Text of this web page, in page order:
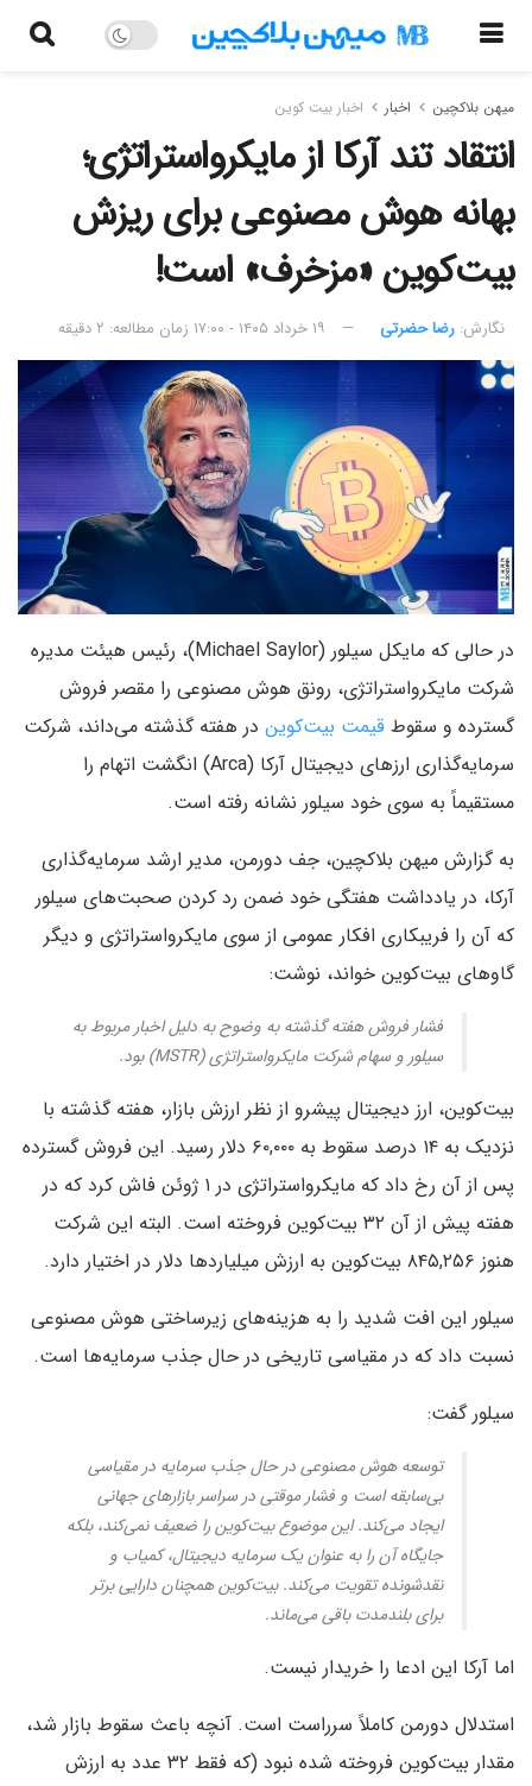
میهن بلاکچین اخبار اخبار بیت کوین
انتقاد تند آرکا از مایکرواستراتژی؛
بهانه هوش مصنوعی برای ریزش
بیت‌کوین «مزخرف» است!
نگارش:‌ رضا حضرتی ۱۹ خرداد ۱۴۰۵ - ۱۷:۰۰ زمان مطالعه: ۲ دقیقه
در حالی که مایکل سیلور (Michael Saylor)، رئیس هیئت مدیره
شرکت مایکرواستراتژی، رونق هوش مصنوعی را مقصر فروش
گسترده و سقوط قیمت بیت‌کوین در هفته گذشته می‌داند، شرکت
سرمایه‌گذاری ارزهای دیجیتال آرکا (Arca) انگشت اتهام را
مستقیماً به سوی خود سیلور نشانه رفته است.
به گزارش میهن بلاکچین، جف دورمن، مدیر ارشد سرمایه‌گذاری
آرکا، در یادداشت هفتگی خود ضمن رد کردن صحبت‌های سیلور
که آن را فریبکاری افکار عمومی از سوی مایکرواستراتژی و دیگر
گاوهای بیت‌کوین خواند، نوشت:
فشار فروش هفته گذشته به وضوح به دلیل اخبار مربوط به
سیلور و سهام شرکت مایکرواستراتژی (MSTR) بود.
بیت‌کوین، ارز دیجیتال پیشرو از نظر ارزش بازار، هفته گذشته با
نزدیک به ۱۴ درصد سقوط به ۶۰,۰۰۰ دلار رسید. این فروش گسترده
پس از آن رخ داد که مایکرواستراتژی در ۱ ژوئن فاش کرد که در
هفته پیش از آن ۳۲ بیت‌کوین فروخته است. البته این شرکت
هنوز ۸۴۵,۲۵۶ بیت‌کوین به ارزش میلیاردها دلار در اختیار دارد.
سیلور این افت شدید را به هزینه‌های زیرساختی هوش مصنوعی
نسبت داد که در مقیاسی تاریخی در حال جذب سرمایه‌ها است.
سیلور گفت:
توسعه هوش مصنوعی در حال جذب سرمایه در مقیاسی
بی‌سابقه است و فشار موقتی در سراسر بازارهای جهانی
ایجاد می‌کند. این موضوع بیت‌کوین را ضعیف نمی‌کند، بلکه
جایگاه آن را به عنوان یک سرمایه دیجیتال، کمیاب و
نقدشونده تقویت می‌کند. بیت‌کوین همچنان دارایی برتر
برای بلندمدت باقی می‌ماند.
اما آرکا این ادعا را خریدار نیست.
استدلال دورمن کاملاً سرراست است. آنچه باعث سقوط بازار شد،
مقدار بیت‌کوین فروخته شده نبود (که فقط ۳۲ عدد به ارزش